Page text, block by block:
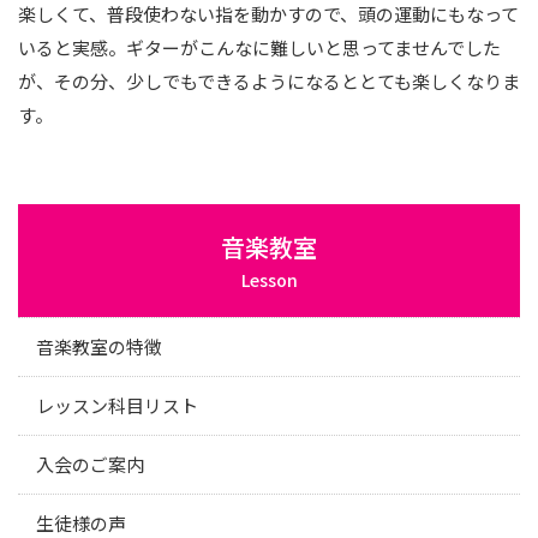
楽しくて、普段使わない指を動かすので、頭の運動にもなって
いると実感。ギターがこんなに難しいと思ってませんでした
が、その分、少しでもできるようになるととても楽しくなりま
す。
音楽教室
Lesson
音楽教室の特徴
レッスン科目リスト
入会のご案内
生徒様の声